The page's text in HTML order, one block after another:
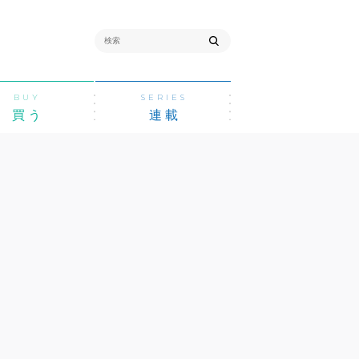
BUY
買う
SERIES
連載